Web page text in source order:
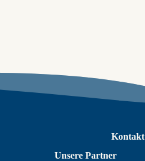
Kontakt
Unsere Partner